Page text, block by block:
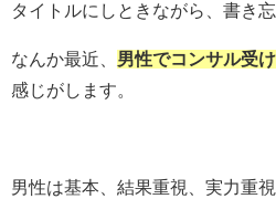
タイトルにしときながら、書き
なんか最近、 男性でコンサル受
感じがします。
男性は基本、結果重視、実力重